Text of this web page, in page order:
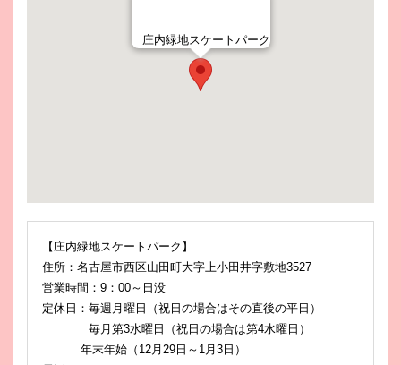
庄内緑地スケートパーク
【庄内緑地スケートパーク】
住所：名古屋市西区山田町大字上小田井字敷地3527
営業時間：9：00～日没
定休日：毎週月曜日（祝日の場合はその直後の平日）
毎月第3水曜日（祝日の場合は第4水曜日）
年末年始（12月29日～1月3日）